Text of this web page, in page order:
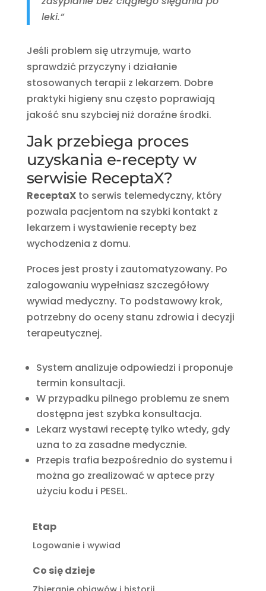
leki.”
Jeśli problem się utrzymuje, warto
sprawdzić przyczyny i działanie
stosowanych terapii z lekarzem. Dobre
praktyki higieny snu często poprawiają
jakość snu szybciej niż doraźne środki.
Jak przebiega proces
uzyskania e-recepty w
serwisie ReceptaX?
ReceptaXto serwis telemedyczny, który
pozwala pacjentom na szybki kontakt z
lekarzem i wystawienie recepty bez
wychodzenia z domu.
Proces jest prosty i zautomatyzowany. Po
zalogowaniu wypełniasz szczegółowy
wywiad medyczny. To podstawowy krok,
potrzebny do oceny stanu zdrowia i decyzji
terapeutycznej.
System analizuje odpowiedzi i proponuje
termin konsultacji.
W przypadku pilnego problemu ze snem
dostępna jest szybka konsultacja.
Lekarz wystawi receptę tylko wtedy, gdy
uzna to za zasadne medycznie.
Przepis trafia bezpośrednio do systemu i
można go zrealizować w aptece przy
użyciu kodu i PESEL.
Etap
Logowanie i wywiad
Co się dzieje